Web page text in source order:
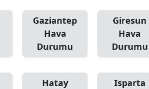
Gaziantep
Hava
Durumu
Giresun
Hava
Durumu
Hatay
Isparta